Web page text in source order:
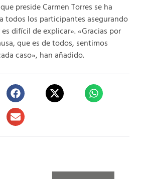
preside Carmen Torres se ha
todos los participantes asegurando
difícil de explicar». «Gracias por
que es de todos, sentimos
caso», han añadido.